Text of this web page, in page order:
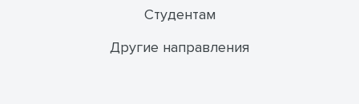
Студентам
Другие направления